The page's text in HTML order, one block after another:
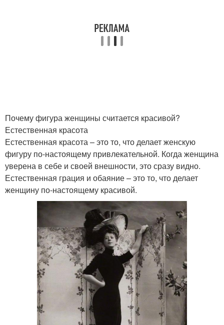
Почему фигура женщины считается красивой?
Естественная красота
Естественная красота – это то, что делает женскую
фигуру по-настоящему привлекательной. Когда женщина
уверена в себе и своей внешности, это сразу видно.
Естественная грация и обаяние – это то, что делает
женщину по-настоящему красивой.